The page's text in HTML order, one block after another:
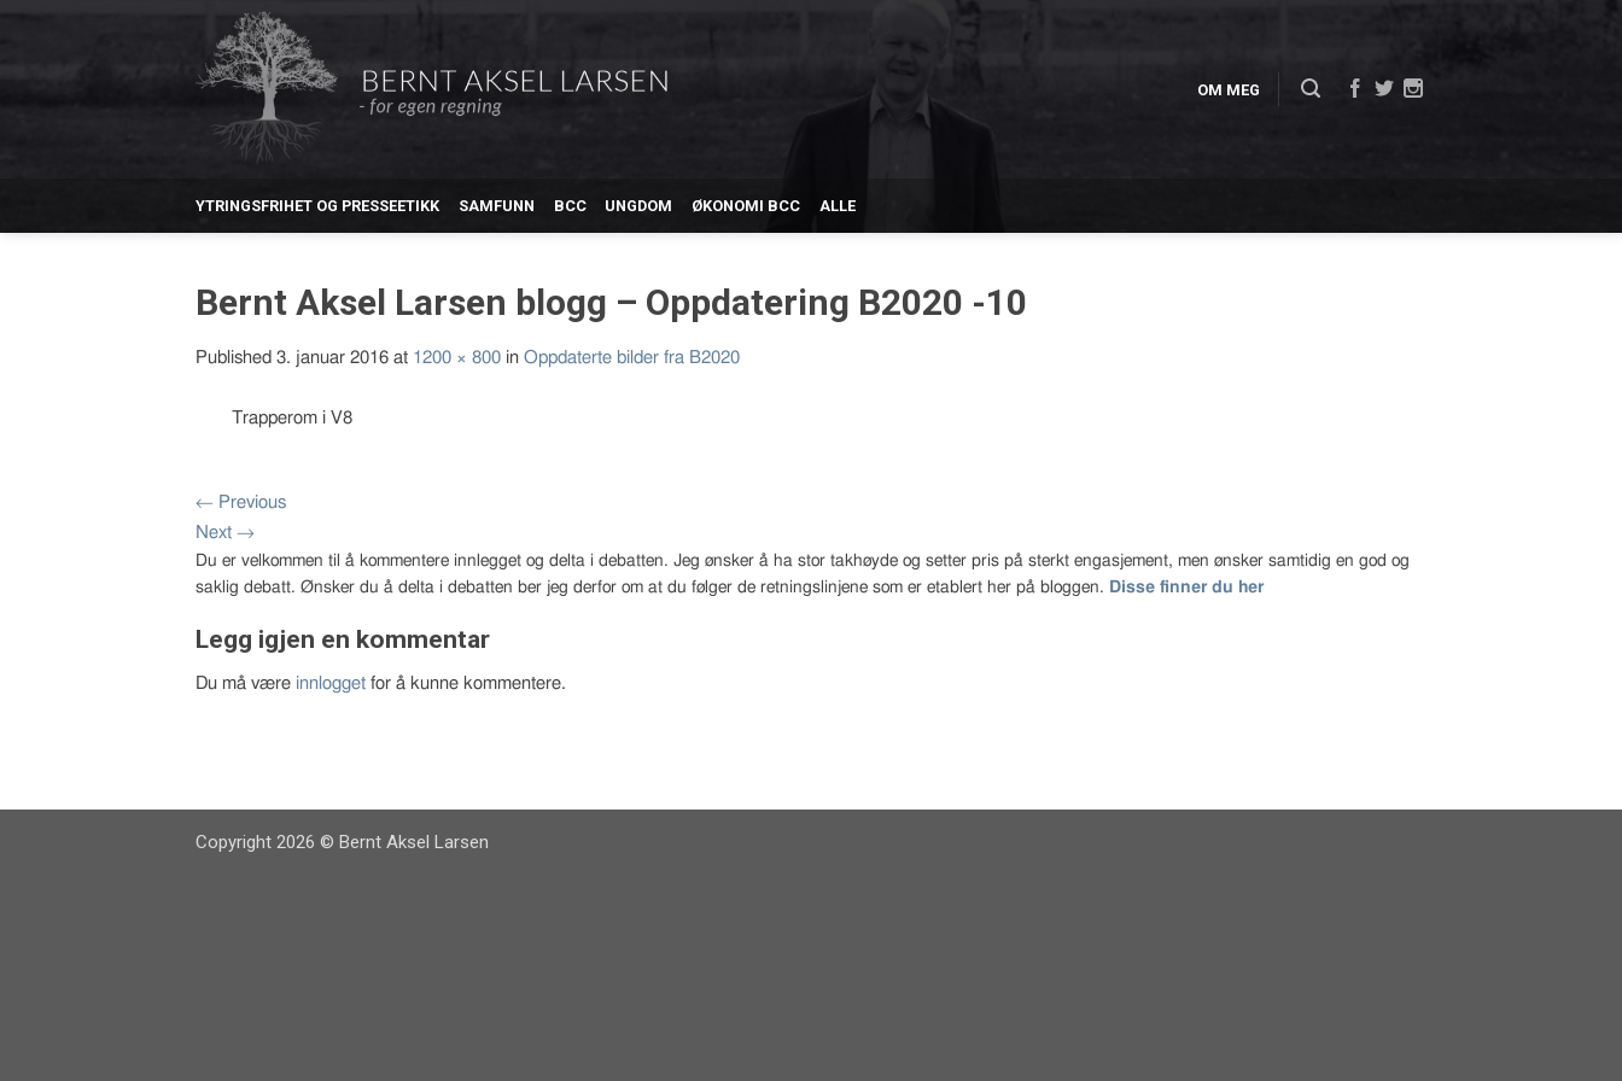
OM MEG
YTRINGSFRIHET OG PRESSEETIKK SAMFUNN BCC UNGDOM ØKONOMI BCC ALLE
Bernt Aksel Larsen blogg – Oppdatering B2020 -10
Published 3. januar 2016 at 1200 × 800 in Oppdaterte bilder fra B2020
Trapperom i V8
← Previous
Next →
Du er velkommen til å kommentere innlegget og delta i debatten. Jeg ønsker å ha stor takhøyde og setter pris på sterkt engasjement, men ønsker samtidig en god og
saklig debatt. Ønsker du å delta i debatten ber jeg derfor om at du følger de retningslinjene som er etablert her på bloggen. Disse finner du her
Legg igjen en kommentar
Du må være innlogget for å kunne kommentere.
Copyright 2026 © Bernt Aksel Larsen